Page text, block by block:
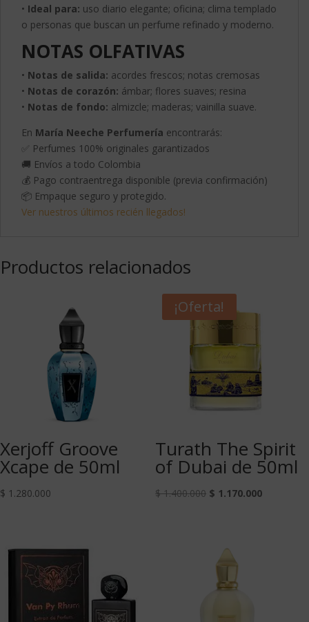
• Ideal para: uso diario elegante; oficina; clima templado
o personas que buscan un perfume refinado y moderno.
NOTAS OLFATIVAS
• Notas de salida: acordes frescos; notas cremosas
• Notas de corazón: ámbar; flores suaves; resina
• Notas de fondo: almizcle; maderas; vainilla suave.
En María Neeche Perfumería encontrarás:
✅ Perfumes 100% originales garantizados
🚚 Envíos a todo Colombia
💰 Pago contraentrega disponible (previa confirmación)
📦 Empaque seguro y protegido.
Ver nuestros últimos recién llegados!
Productos relacionados
Xerjoff Groove
Xcape de 50ml
$ 1.280.000
¡Oferta!
Turath The Spirit
of Dubai de 50ml
$1.400.000 $ 1.170.000